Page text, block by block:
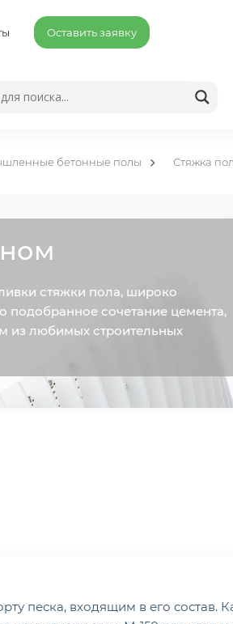
Оставить заявку
бетонные полы Стяжка
стяжки пола, широко
подобранное сочетание цемента,
из любимых строительных
песка, входящим в его состав.